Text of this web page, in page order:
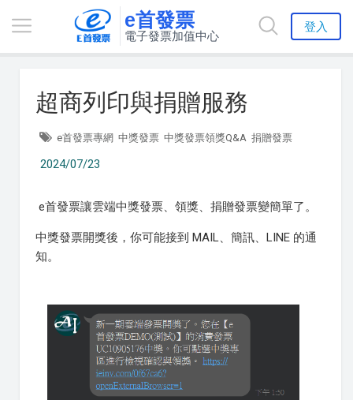
e首發票
電子發票加值中心
登入
超商列印與捐贈服務
e首發票專網 中獎發票 中獎發票領獎Q&A 捐贈發票
2024/07/23
e首發票讓雲端中獎發票、領獎、捐贈發票變簡單了。
中獎發票開獎後，你可能接到 MAIL、簡訊、LINE 的通
知。